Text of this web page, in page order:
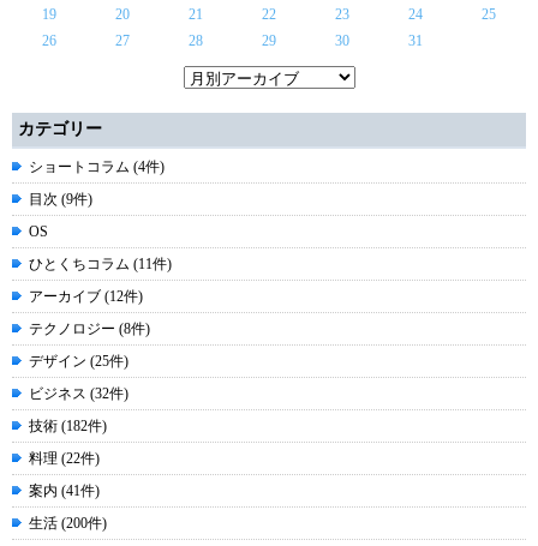
19
20 21 22 23 24
25
26
27 28 29 30 31
カテゴリー
ショートコラム (4件)
目次 (9件)
OS
ひとくちコラム (11件)
アーカイブ (12件)
テクノロジー (8件)
デザイン (25件)
ビジネス (32件)
技術 (182件)
料理 (22件)
案内 (41件)
生活 (200件)